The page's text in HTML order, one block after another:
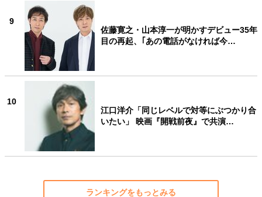
9
佐藤寛之・山本淳一が明かすデビュー35年
目の再起、｢あの電話がなければ今…
10
江口洋介「同じレベルで対等にぶつかり合
いたい」 映画『開戦前夜』で共演…
ランキングをもっとみる